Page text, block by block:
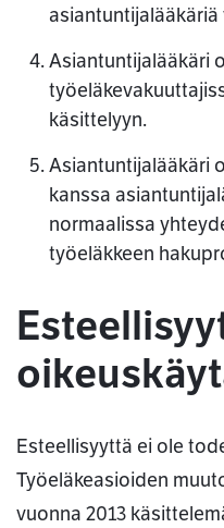
Asiantuntijalääkäri
käsittelyyn.
Asiantuntijalääkäri
kanssa
normaalissa
työeläkkeen
Esteellisyyttä ei ole
Työeläkeasioiden
vuonna 2013